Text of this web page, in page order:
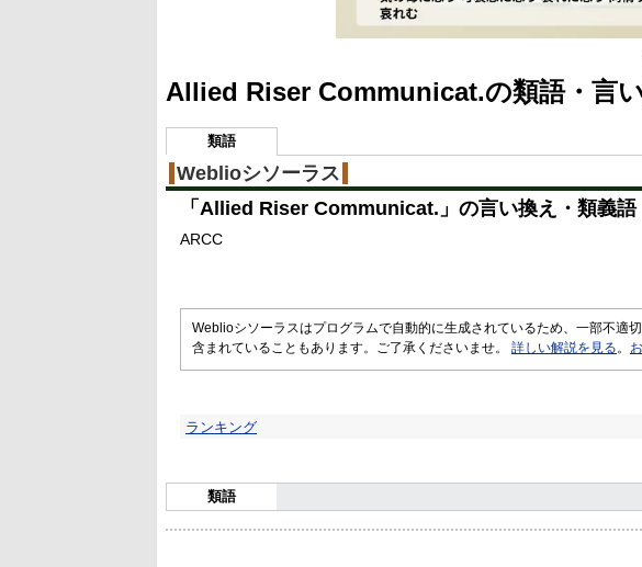
Allied Riser Communicat.の類語・言
類語
Weblioシソーラス
「 Allied Riser Communicat. 」の言い換え・類義語
ARCC
Weblioシソーラスはプログラムで自動的に生成されているため、一部不適
含まれていることもあります。ご了承くださいませ。 詳しい解説を見る 。
ランキング
類語